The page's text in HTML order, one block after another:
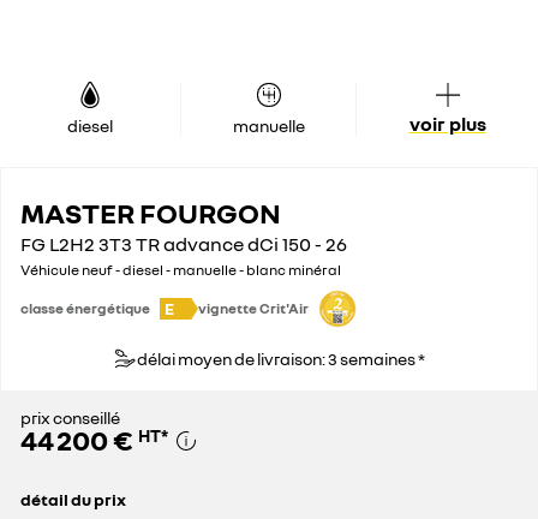
diesel manuelle voir plus
MASTER FOURGON
FG L2H2 3T3 TR advance dCi 150 - 26
Véhicule neuf - diesel - manuelle - blanc minéral
classe énergétique E vignette Crit'Air
délai moyen de livraison: 3 semaines *
prix conseillé
44 200 € HT*
détail du prix